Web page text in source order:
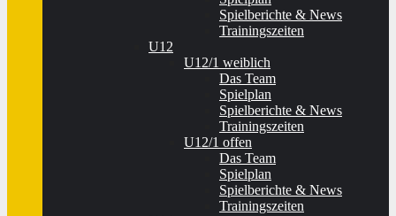
Spielberichte & News
Trainingszeiten
U12
U12/1 weiblich
Das Team
Spielplan
Spielberichte & News
Trainingszeiten
U12/1 offen
Das Team
Spielplan
Spielberichte & News
Trainingszeiten